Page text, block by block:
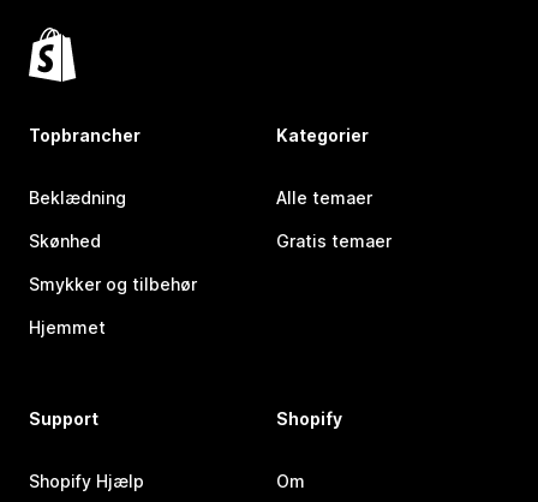
Topbrancher
Beklædning
Skønhed
Smykker og tilbehør
Hjemmet
Kategorier
Alle temaer
Gratis temaer
Support
Shopify Hjælp
Shopify
Om